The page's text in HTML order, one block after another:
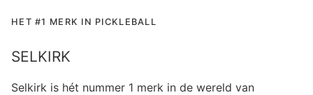
HET #1 MERK IN PICKLEBALL
SELKIRK
Selkirk is hét nummer 1 merk in de wereld van